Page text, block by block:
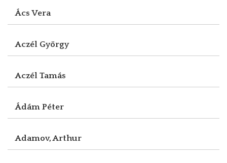
Ács Vera
Aczél György
Aczél Tamás
Ádám Péter
Adamov, Arthur